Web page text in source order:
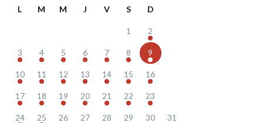
L M M J V S D
1 2
3 4 5 6 7 8 9
10 11 12 13 14 15 16
17 18 19 20 21 22 23
24 25 26 27 28 29 30 31